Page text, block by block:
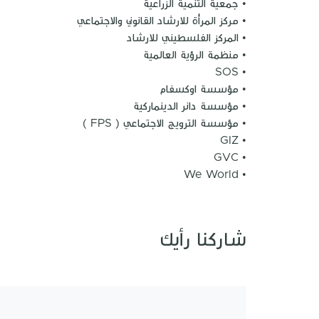
• جمعية التنمية الزراعية
• مركز المرأة للارشاد القانوني والاجتماعي
• المركز الفلسطيني للارشاد
• منظمة الرؤية العالمية
• SOS
• مؤسسة اوكسفام
• مؤسسة دانر الدينماركية
• مؤسسة الترويج الاجتماعي ( FPS )
• GIZ
• GVC
• We World
شاركنا رأيك